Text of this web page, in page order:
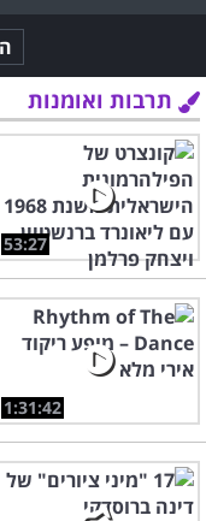
תרבות ואומנות
53:27
1:31:42